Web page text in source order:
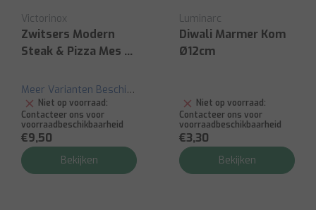
Victorinox
Zwitsers Modern
Steak & Pizza Mes -
Meer Varianten Beschikbaar
Niet op voorraad:
Contacteer ons voor
voorraadbeschikbaarheid
€9,50
Bekijken
Luminarc
Diwali Marmer Kom
Ø12cm
Niet op voorraad:
Contacteer ons voor
voorraadbeschikbaarheid
€3,30
Bekijken